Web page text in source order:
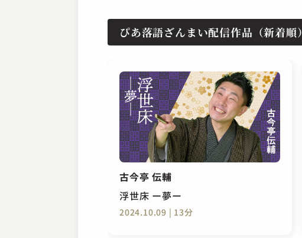
ぴあ落語ざんまい配信作品（新着順）
古今亭 伝輔
浮世床 ー夢ー
2024.10.09 | 13分